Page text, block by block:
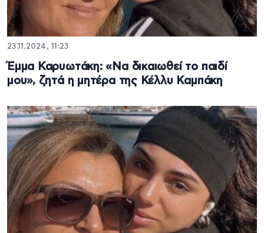
23.11.2024, 11:23
Έμμα Καρυωτάκη: «Να δικαιωθεί το παιδί
μου», ζητά η μητέρα της Κέλλυ Καμπάκη